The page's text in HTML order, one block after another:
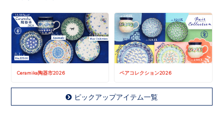
Ceramika陶器市2026 ペアコレクション2026
ピックアップアイテム一覧